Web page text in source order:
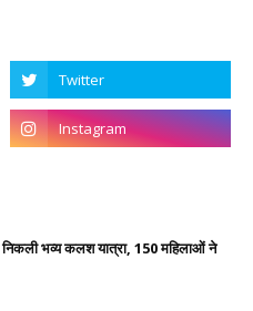
निकली भव्य कलश यात्रा, 150 महिलाओं ने